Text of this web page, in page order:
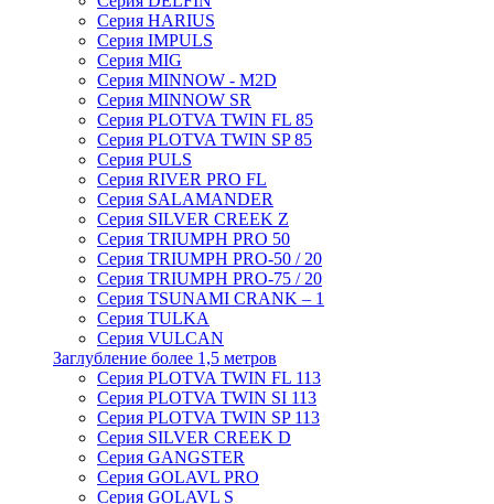
Серия HARIUS
Серия IMPULS
Серия MIG
Серия MINNOW - M2D
Серия MINNOW SR
Серия PLOTVA TWIN FL 85
Серия PLOTVA TWIN SP 85
Серия PULS
Серия RIVER PRO FL
Серия SALAMANDER
Серия SILVER CREEK Z
Серия TRIUMPH PRO 50
Серия TRIUMPH PRO-50 / 20
Серия TRIUMPH PRO-75 / 20
Серия TSUNAMI CRANK – 1
Серия TULKA
Серия VULCAN
Заглубление более 1,5 метров
Серия PLOTVA TWIN FL 113
Серия PLOTVA TWIN SI 113
Серия PLOTVA TWIN SP 113
Серия SILVER CREEK D
Серия GANGSTER
Серия GOLAVL PRO
Серия GOLAVL S